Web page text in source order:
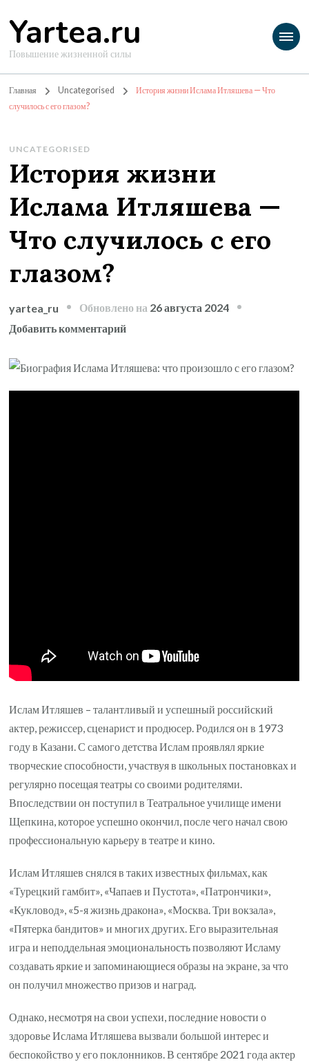
Yartea.ru
Повышение жизненной силы
Главная Uncategorised
История жизни Ислама Итляшева — Что
случилось с его глазом?
UNCATEGORISED
История жизни
Ислама Итляшева —
Что случилось с его
глазом?
yartea_ru Обновлено на 26 августа 2024
Добавить комментарийк
История
Ислам Итляшев – талантливый и успешный российский
актер, режиссер, сценарист и продюсер. Родился он в 1973
году в Казани. С самого детства Ислам проявлял яркие
творческие способности, участвуя в школьных постановках и
регулярно посещая театры со своими родителями.
Впоследствии он поступил в Театральное училище имени
Щепкина, которое успешно окончил, после чего начал свою
профессиональную карьеру в театре и кино.
Ислам Итляшев снялся в таких известных фильмах, как
«Турецкий гамбит», «Чапаев и Пустота», «Патрончики»,
«Кукловод», «5-я жизнь дракона», «Москва. Три вокзала»,
«Пятерка бандитов» и многих других. Его выразительная
игра и неподдельная эмоциональность позволяют Исламу
создавать яркие и запоминающиеся образы на экране, за что
он получил множество призов и наград.
Однако, несмотря на свои успехи, последние новости о
здоровье Ислама Итляшева вызвали большой интерес и
беспокойство у его поклонников. В сентябре 2021 года актер